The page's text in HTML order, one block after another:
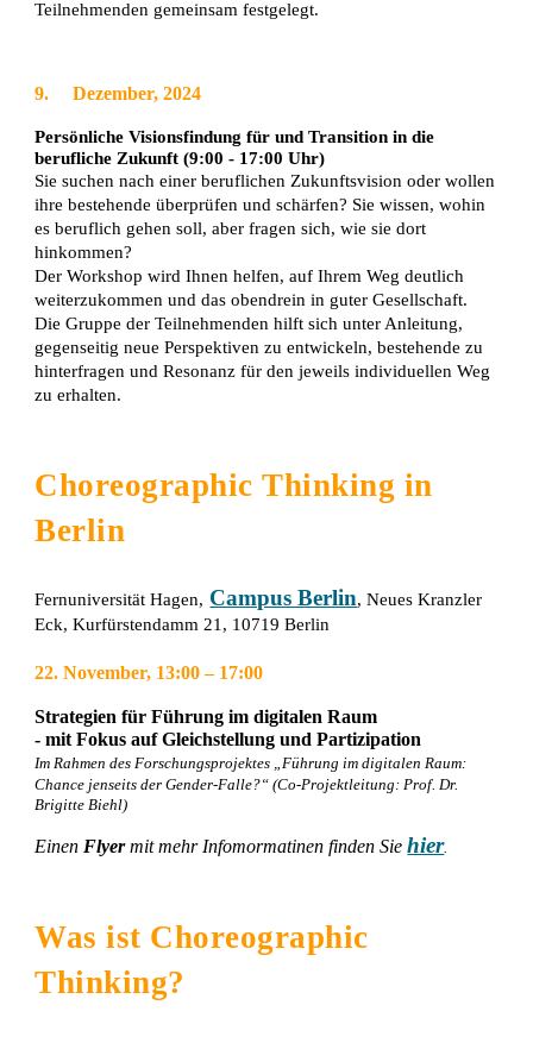
Teilnehmenden gemeinsam festgelegt.
9. Dezember, 2024
Persönliche Visionsfindung für und Transition in die
berufliche Zukunft (9:00 - 17:00 Uhr)
Sie suchen nach einer beruflichen Zukunftsvision oder wollen
ihre bestehende überprüfen und schärfen? Sie wissen, wohin
es beruflich gehen soll, aber fragen sich, wie sie dort
hinkommen?
Der Workshop wird Ihnen helfen, auf Ihrem Weg deutlich
weiterzukommen und das obendrein in guter Gesellschaft.
Die Gruppe der Teilnehmenden hilft sich unter Anleitung,
gegenseitig neue Perspektiven zu entwickeln, bestehende zu
hinterfragen und Resonanz für den jeweils individuellen Weg
zu erhalten.
Choreographic Thinking in
Berlin
Fernuniversität Hagen, Campus Berlin, Neues Kranzler
Eck, Kurfürstendamm 21, 10719 Berlin
22. November, 13:00 – 17:00
Strategien für Führung im digitalen Raum
- mit Fokus auf Gleichstellung und Partizipation
Im Rahmen des Forschungsprojektes „Führung im digitalen Raum:
Chance jenseits der Gender-Falle?“ (Co-Projektleitung: Prof. Dr.
Brigitte Biehl)
Einen Flyermit mehr Infomormatinen finden Siehier.
Was ist Choreographic
Thinking?